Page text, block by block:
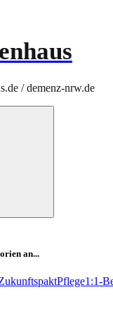
/ demenz-nrw.de
an...
1:1-